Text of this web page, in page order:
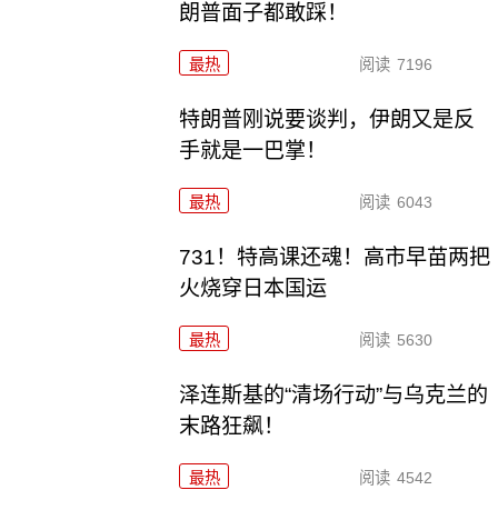
朗普面子都敢踩！
最热 阅读 7196
特朗普刚说要谈判，伊朗又是反
手就是一巴掌！
最热 阅读 6043
731！特高课还魂！高市早苗两把
火烧穿日本国运
最热 阅读 5630
泽连斯基的“清场行动”与乌克兰的
末路狂飙！
最热 阅读 4542